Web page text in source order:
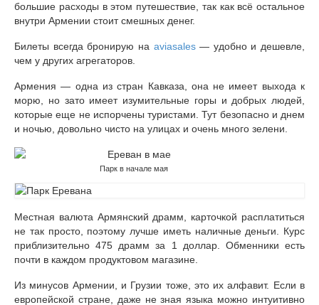
Остров Фавиньяна, Эгадские острова —
кусочек рая на Земле!
На Этну самостоятельно, без машины и почти
бесплатно
Сицилийские каникулы или три моря за 7 дней
и восхождение на Этну
Албуфейра, Алгарве — пляжный отдых на
берегу атлантического океана
Достопримечательности Лиссабона на карте
города
Экскурсии в Лиссабоне на русском языке
Достопримечательности Синтры и мыс Рока за
2 дня
большие расходы в этом путешествие, так как всё остальное
внутри Армении стоит смешных денег.
Билеты всегда бронирую на aviasales— удобно и дешевле,
чем у других агрегаторов.
Армения — одна из стран Кавказа, она не имеет выхода к
морю, но зато имеет изумительные горы и добрых людей,
которые еще не испорчены туристами. Тут безопасно и днем
и ночью, довольно чисто на улицах и очень много зелени.
Парк в начале мая
Местная валюта Армянский драмм, карточкой расплатиться
не так просто, поэтому лучше иметь наличные деньги. Курс
приблизительно 475 драмм за 1 доллар. Обменники есть
почти в каждом продуктовом магазине.
Из минусов Армении, и Грузии тоже, это их алфавит. Если в
европейской стране, даже не зная языка можно интуитивно